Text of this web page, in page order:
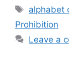
Tags
alphabet
Prohibition
Leave a